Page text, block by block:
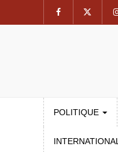
POLITIQUE
INTERNATIONAL